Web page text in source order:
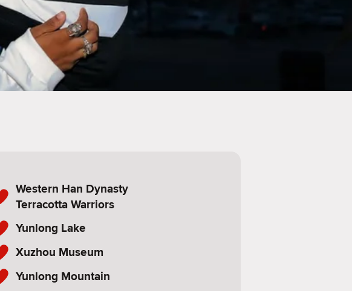
Western Han Dynasty
Terracotta Warriors
Yunlong Lake
Xuzhou Museum
Yunlong Mountain